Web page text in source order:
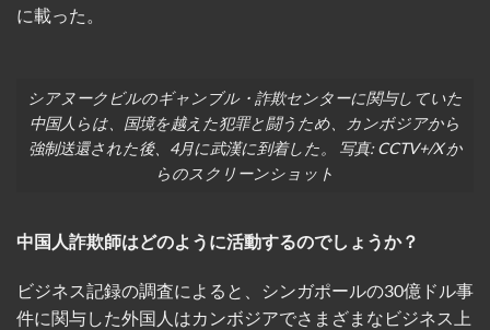
に載った。
シアヌークビルのギャンブル・詐欺センターに関与していた
中国人らは、国境を越えた犯罪と闘うため、カンボジアから
強制送還された後、4月に武漢に到着した。 写真: CCTV+/X か
らのスクリーンショット
中国人詐欺師はどのように活動するのでしょうか？
ビジネス記録の調査によると、シンガポールの30億ドル事
件に関与した外国人はカンボジアでさまざまなビジネス上